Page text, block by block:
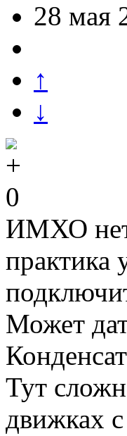
28 мая
↑
↓
0
ИМХО нет.
Может
Тут
движках